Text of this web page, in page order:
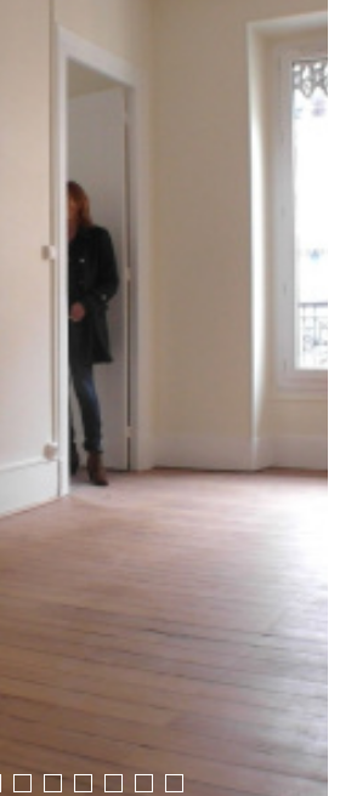
IMMOBILIER
AGENCE
CONTACT